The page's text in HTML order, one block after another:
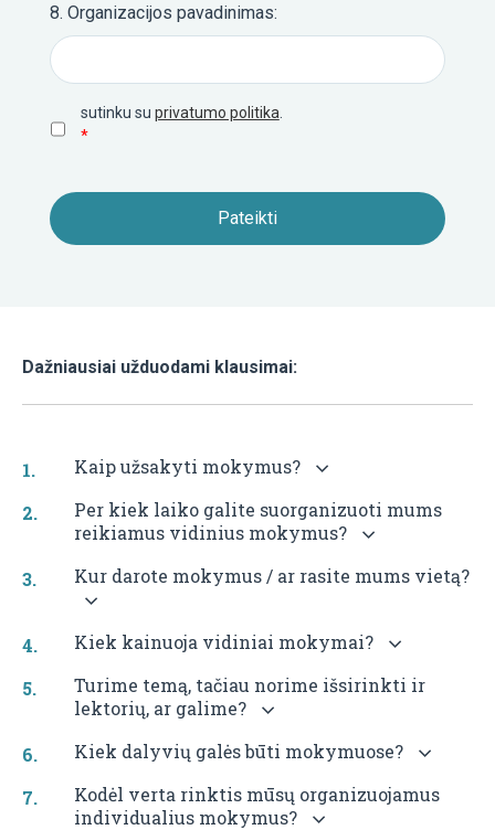
5
METU
6
CIJOS
7
8. Organizacijos pavadinimas:
Privatumo
politika
sutinku su privatumo politika
*
Dažniausiai užduodami klausimai:
Kaip užsakyti mokymus?
Per kiek laiko galite suorganizuoti mums
reikiamus vidinius mokymus?
Kur darote mokymus / ar rasite mums vietą?
Kiek kainuoja vidiniai mokymai?
Turime temą, tačiau norime išsirinkti ir
lektorių, ar galime?
Kiek dalyvių galės būti mokymuose?
Kodėl verta rinktis mūsų organizuojamus
individualius mokymus?